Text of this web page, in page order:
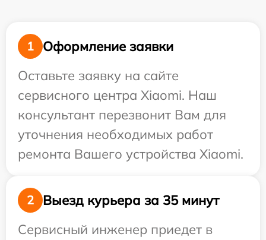
1
Оформление заявки
Оставьте заявку на сайте
сервисного центра Xiaomi. Наш
консультант перезвонит Вам для
уточнения необходимых работ
ремонта Вашего устройства Xiaomi.
2
Выезд курьера за 35 минут
Сервисный инженер приедет в